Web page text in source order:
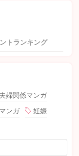
トランキング
夫婦関係マンガ
ンガ
妊娠